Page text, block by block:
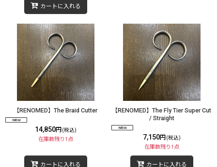
カートに入れる
【RENOMED】The Braid Cutter
14,850円 (税込)
在庫数残り1点
カートに入れる
【RENOMED】The Fly Tier Super Cut
/ Straight
7,150円 (税込)
在庫数残り1点
カートに入れる